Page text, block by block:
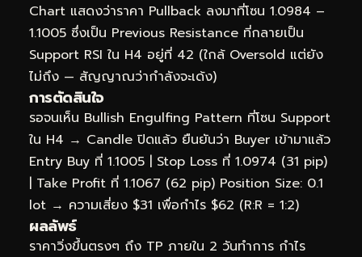
Chart แสดงว่าราคา Pullback ลงมาที่โซน 1.0984 –
1.1005 ซึ่งเป็น Previous Resistance ที่กลายเป็น
Support RSI ใน H4 อยู่ที่ 42 (ใกล้ Oversold แต่ยัง
ไม่ถึง — สัญญาณว่ากำลังจะเด้ง)
การตัดสินใจ
รอจนเห็น Bullish Engulfing Pattern ที่โซน Support
ใน H4 → Candle ปิดแล้ว ยืนยันว่า Buyer เข้ามาแล้ว
Entry Buy ที่ 1.1005 | Stop Loss ที่ 1.0974 (31 pip)
| Take Profit ที่ 1.1067 (62 pip) Position Size: 0.1
lot → ความเสี่ยง $31 เพื่อกำไร $62 (R:R = 1:2)
ผลลัพธ์
ราคาวิ่งขึ้นตรงๆ ถึง TP ภายใน 2 วันทำการ กำไร